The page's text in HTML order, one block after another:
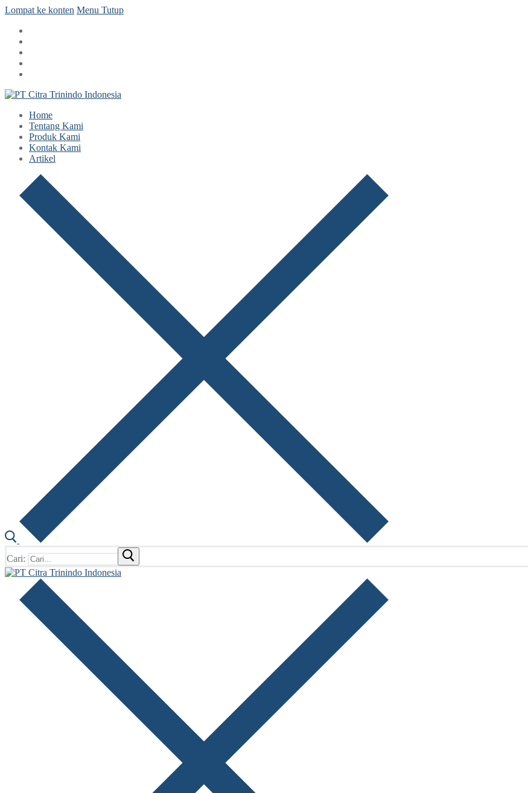
Lompat ke konten Menu Tutup
Home
Tentang Kami
Produk Kami
Kontak Kami
Artikel
Cari: